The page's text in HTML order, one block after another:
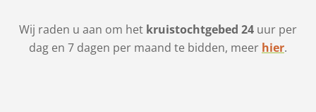
Wij raden u aan om het kruistochtgebed 24 uur per
dag en 7 dagen per maand te bidden, meer hier.